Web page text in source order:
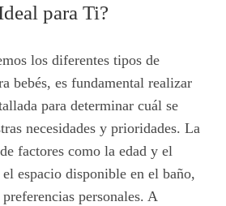
para Ti?
los diferentes tipos de
bebés, es fundamental realizar
para determinar cuál se
necesidades y prioridades. La
factores como la edad y el
espacio disponible en el baño,
personales. A